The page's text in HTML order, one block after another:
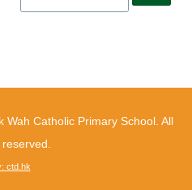
Wah Catholic Primary School. All
ctd.hk